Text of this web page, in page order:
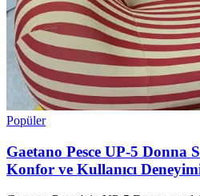
Popüler
Gaetano Pesce UP-5 Donna
Konfor ve Kullanıcı